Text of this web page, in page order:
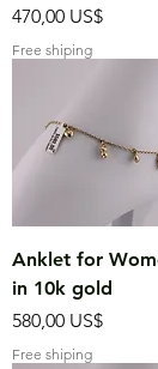
Precio
470,00 US$
Free shiping
Anklet for
in 10k gold
Precio
580,00 US$
Free shiping